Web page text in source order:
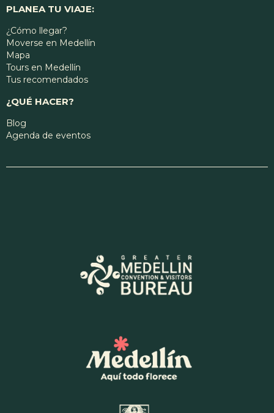
PLANEA TU VIAJE:
¿Cómo llegar?
Moverse en Medellín
Mapa
Tours en Medellín
Tus recomendados
¿QUÉ HACER?
Blog
Agenda de eventos